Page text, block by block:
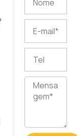
mail
Mensagem